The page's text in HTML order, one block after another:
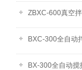
ZBXC-600真空
BXC-300全自动
BX-300全自动搅